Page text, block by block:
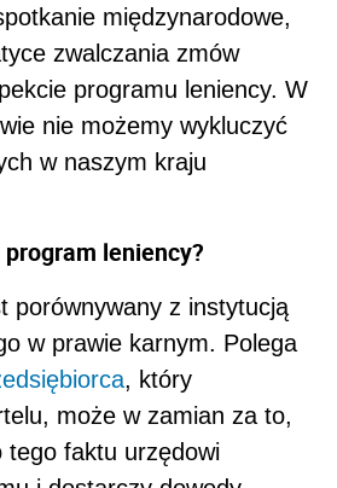
międzynarodowe,
zwalczania zmów
programu leniency. W
nie możemy wykluczyć
w naszym kraju
leniency?
porównywany z instytucją
w prawie karnym. Polega
, który
może w zamian za to,
tego faktu urzędowi